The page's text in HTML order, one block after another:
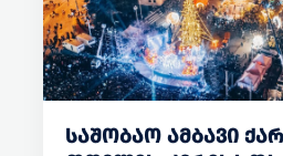
ᲡᲐᲨᲝᲑᲐᲝ ᲐᲛᲑᲐᲕᲘ